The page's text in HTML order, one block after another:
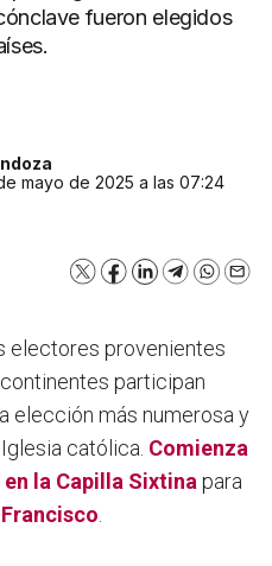
fueron elegidos
mayo de 2025 a las 07:24
X Facebook
LinkedInTelegram
electores provenientes
participan
elección más numerosa y
católica. Comienza
la Capilla Sixtina para
Francisco